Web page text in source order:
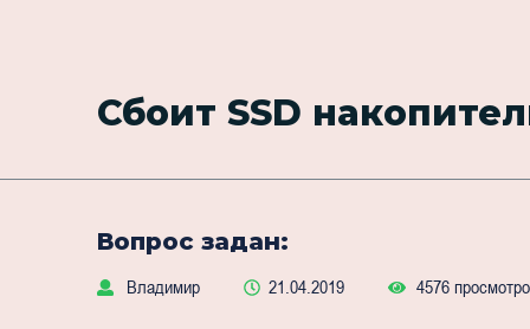
Сбоит SSD
Вопрос задан:
Владимир 21.04.2019 4576